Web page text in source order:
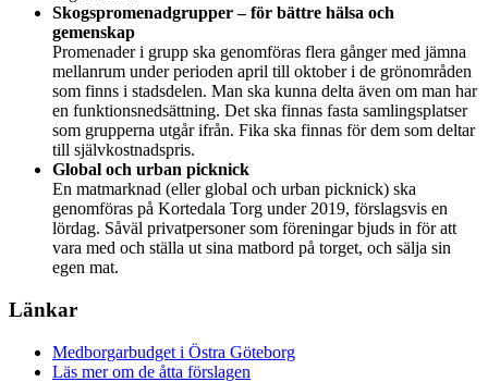
Skogspromenadgrupper – för bättre hälsa och
gemenskap
Promenader i grupp ska genomföras flera gånger med jämna
mellanrum under perioden april till oktober i de grönområden
som finns i stadsdelen. Man ska kunna delta även om man har
en funktionsnedsättning. Det ska finnas fasta samlingsplatser
som grupperna utgår ifrån. Fika ska finnas för dem som deltar
till självkostnadspris.
Global och urban picknick
En matmarknad (eller global och urban picknick) ska
genomföras på Kortedala Torg under 2019, förslagsvis en
lördag. Såväl privatpersoner som föreningar bjuds in för att
vara med och ställa ut sina matbord på torget, och sälja sin
egen mat.
Länkar
Medborgarbudget i Östra Göteborg
Läs mer om de åtta förslagen